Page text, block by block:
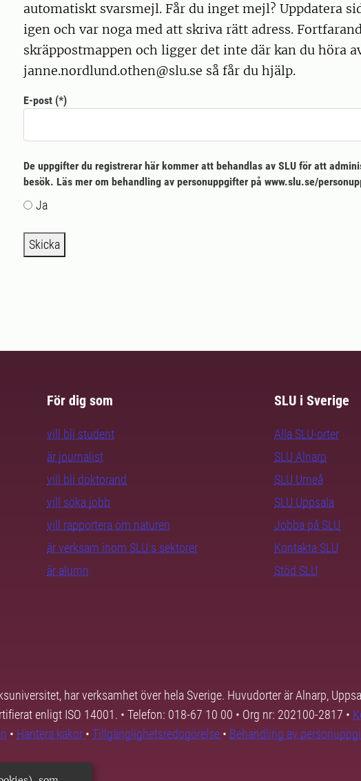
automatiskt svarsmejl. Får du inget mejl? Uppdatera
igen och var noga med att skriva rätt adress.
skräppostmappen och ligger det inte där kan du höra
janne.nordlund.othen@slu.se så får du hjälp.
E-post
De uppgifter du registrerar här kommer att behandlas av SLU för att
besök. Läs mer om behandling av personuppgifter på www.slu.se/
Ja
Skicka
För dig som
vill bli student
är journalist
vill bli doktorand
vill söka jobb
vill rapportera om naturen
är verksam inom SLU:s sektorer
är alumn
SLU i Sverige
Alla SLU-orter
SLU Alnarp
SLU Umeå
SLU Uppsala
Jobba på SLU
Kontakta SLU
Stöd SLU
har verksamhet över hela Sverige. Huvudorter är Alnarp,
enligt ISO 14001. • Telefon: 018-67 10 00 • Org nr: 202100-2817 •
• Hantera kakor • Tillgänglighetsredogörelse • Behandling av